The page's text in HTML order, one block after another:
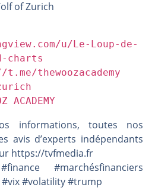
of Zurich
u/Le-Loup-de-
charts
thewoozacademy
ACADEMY
informations, toutes nos
avis d’experts indépendants
https://tvfmedia.fr
#marchésfinanciers
#volatility #trump